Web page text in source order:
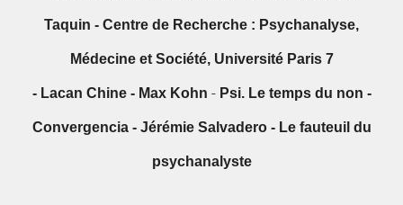
Taquin - Centre de Recherche : Psychanalyse,
Médecine et Société, Université Paris 7
- Lacan Chine- Max Kohn - Psi. Le temps du non -
Convergencia- Jérémie Salvadero- Le fauteuil du
psychanalyste